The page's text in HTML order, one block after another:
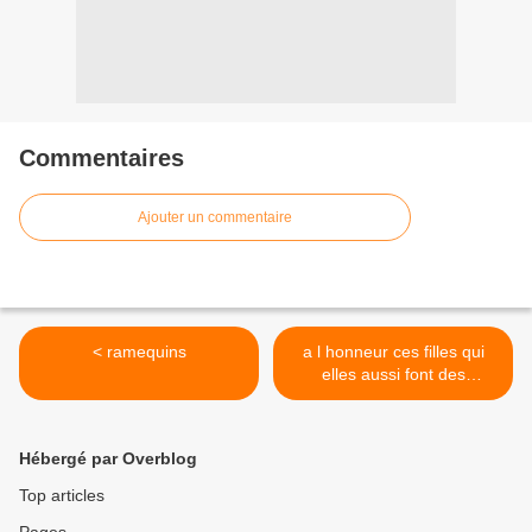
Commentaires
Ajouter un commentaire
< ramequins
a l honneur ces filles qui
elles aussi font des
merveilles(de belles
Hébergé par Overblog
Top articles